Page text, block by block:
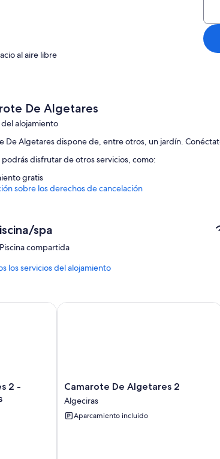
al aire libre
De Algetares
del alojamiento
De Algetares dispone de, entre otros, un jardín.
podrás disfrutar de otros servicios, como:
gratis
sobre los derechos de cancelación
spa
Piscina compartida
los servicios del alojamiento
2 -
Apartment In Algeciras
Camarote
De
Algetares
2
Camarote De Algetares 2
Algeciras
Aparcamiento incluido
Camarote De Algetares 2